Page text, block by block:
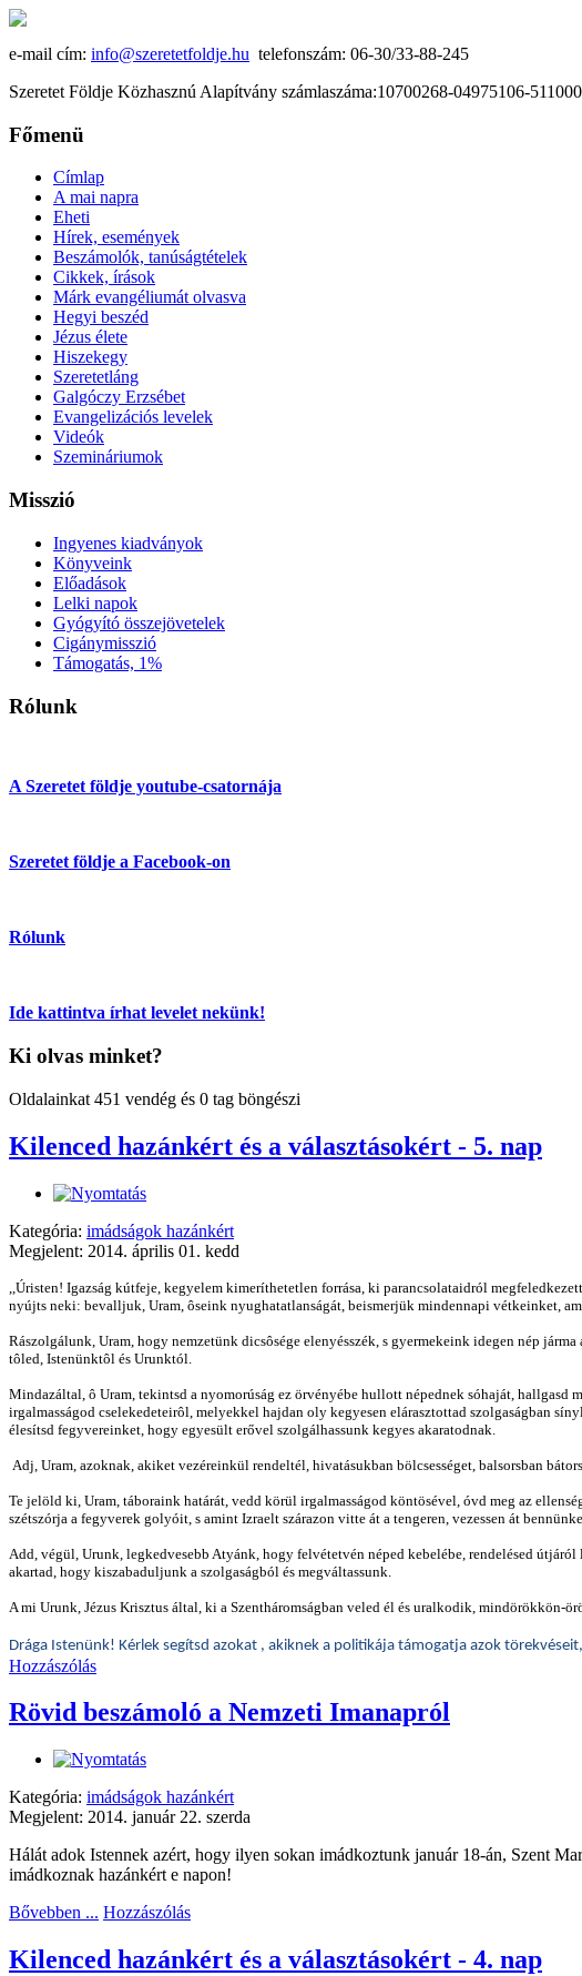
e-mail cím: info@szeretetfoldje.hu telefonszám: 06-30/33-88-245
Szeretet Földje Közhasznú Alapítvány számlaszáma:10700268-04975106-
Főmenü
Címlap
A mai napra
Eheti
Hírek, események
Beszámolók, tanúságtételek
Cikkek, írások
Márk evangéliumát olvasva
Hegyi beszéd
Jézus élete
Hiszekegy
Szeretetláng
Galgóczy Erzsébet
Evangelizációs levelek
Videók
Szemináriumok
Misszió
Ingyenes kiadványok
Könyveink
Előadások
Lelki napok
Gyógyító összejövetelek
Cigánymisszió
Támogatás, 1%
Rólunk
A Szeretet földje youtube-csatornája
Szeretet földje a Facebook-on
Rólunk
Ide kattintva írhat levelet nekünk!
Ki olvas minket?
Oldalainkat 451 vendég és 0 tag böngészi
Kilenced hazánkért és a választásokért - 5. nap
Kategória: imádságok hazánkért
Megjelent: 2014. április 01. kedd
,,Úristen! Igazság kútfeje, kegyelem kimeríthetetlen forrása, ki parancsolataidról
nyújts neki: bevalljuk, Uram, ôseink nyughatatlanságát, beismerjük mindennapi vétkeinket,
Rászolgálunk, Uram, hogy nemzetünk dicsôsége elenyésszék, s gyermekeink idegen nép
tôled, Istenünktôl és Urunktól.
Mindazáltal, ô Uram, tekintsd a nyomorúság ez örvényébe hullott népednek sóhaját, hallgasd
irgalmasságod cselekedeteirôl, melyekkel hajdan oly kegyesen elárasztottad szolgaságban
élesítsd fegyvereinket, hogy egyesült erővel szolgálhassunk kegyes akaratodnak.
Adj, Uram, azoknak, akiket vezéreinkül rendeltél, hivatásukban bölcsességet, balsorsban
Te jelöld ki, Uram, táboraink határát, vedd körül irgalmasságod köntösével, óvd meg az
szétszórja a fegyverek golyóit, s amint Izraelt szárazon vitte át a tengeren, vezessen át
Add, végül, Urunk, legkedvesebb Atyánk, hogy felvétetvén néped kebelébe, rendelésed
akartad, hogy kiszabaduljunk a szolgaságból és megváltassunk.
A mi Urunk, Jézus Krisztus által, ki a Szentháromságban veled él és uralkodik, mindörökkön-
Drága Istenünk! Kérlek segítsd azokat , akiknek a politikája támogatja azok
Hozzászólás
Rövid beszámoló a Nemzeti Imanapról
Kategória: imádságok hazánkért
Megjelent: 2014. január 22. szerda
Hálát adok Istennek azért, hogy ilyen sokan imádkoztunk január 18-án, Szent
imádkoznak hazánkért e napon!
Bővebben ... Hozzászólás
Kilenced hazánkért és a választásokért - 4. nap